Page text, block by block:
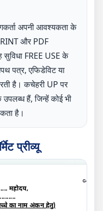
अपनी आवश्यकता के
और PDF
FREE USE के
पत्र, एफिडेविट या
है। कचेहरी UP पर
हैं, जिन्हें कोई भी
है।
प्रीव्यू
G-A
महोदय,
का नाम अंकन हेतु)